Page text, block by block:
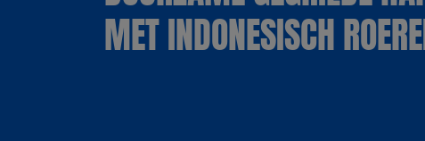
MET INDONESISCH